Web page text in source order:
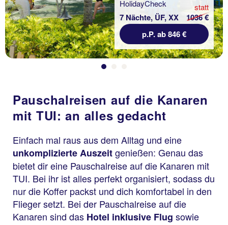
7 Nächte, ÜF, XX
statt
1036 €
p.P. ab 846 €
Pauschalreisen auf die Kanaren
mit TUI: an alles gedacht
Einfach mal raus aus dem Alltag und eine
unkomplizierte Auszeitgenießen: Genau das
bietet dir eine Pauschalreise auf die Kanaren mit
TUI. Bei ihr ist alles perfekt organisiert, sodass du
nur die Koffer packst und dich komfortabel in den
Flieger setzt. Bei der Pauschalreise auf die
Kanaren sind das Hotel inklusive Flug sowie